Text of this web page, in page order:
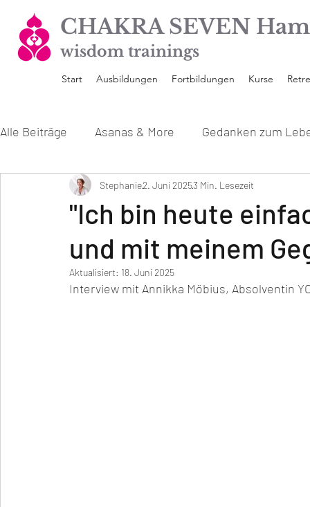
CHAKRA SEVEN
wisdom trainings
Start Ausbildungen Fortbildungen Kurse
Alle Beiträge Asanas & More Gedanken zum
Unsere Yoga Ausbildungen Interviews mit den
"Ich bin heute
und mit meinem
Stephanie2. Juni 20253 Min. Lesezeit
Aktualisiert: 18. Juni 2025
Interview mit Annikka Möbius, Absolventin